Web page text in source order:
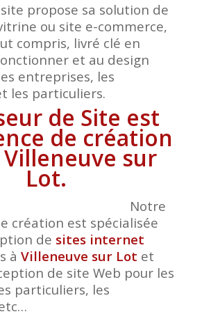
propose sa solution de
ou site e-commerce,
compris, livré clé en
et au design
entreprises, les
les particuliers.
de Site est
de création
sur
Lot.
Notre
création est spécialisée
de sites internet
à Villeneuve sur Lot et
de site Web pour les
particuliers, les